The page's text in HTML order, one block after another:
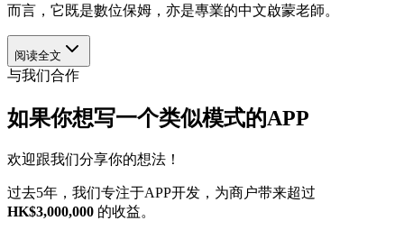
而言，它既是數位保姆，亦是專業的中文啟蒙老師。
阅读全文
与我们合作
如果你想写一个类似模式的APP
欢迎跟我们分享你的想法！
过去5年，我们专注于APP开发，为商户带来超过
HK$3,000,000 的收益。